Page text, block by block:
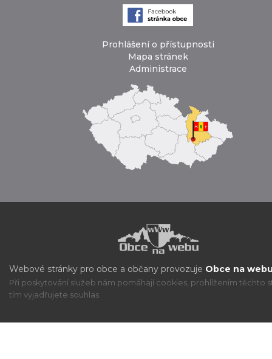
Prohlášení o přístupnosti
Mapa stránek
Administrace
Webové stránky pro obce a občany provozuje Obce na
Při poskytování služeb nám pomáhají cookies, prohlížením těchto
tím vyjadřujete souhlas.